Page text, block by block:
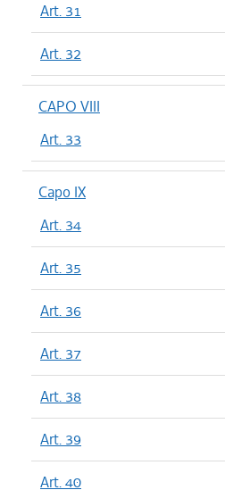
Art. 31
Art. 32
CAPO VIII
Art. 33
Capo IX
Art. 34
Art. 35
Art. 36
Art. 37
Art. 38
Art. 39
Art. 40